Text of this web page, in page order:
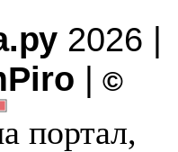
2026 |
| ©
портал,